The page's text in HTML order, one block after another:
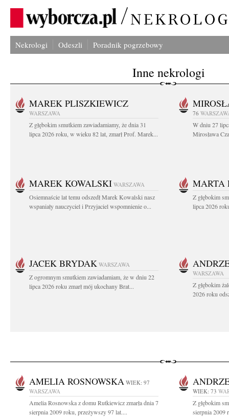
Nekrologi Odeszli Poradnik pogrzebowy
Inne nekrologi
MAREK PLISZKIEWICZ
WARSZAWA
Z głębokim smutkiem zawiadamiamy, że dnia 31
lipca 2026 roku, w wieku 82 lat, zmarł Prof. Marek...
76
W dniu 27
Mirosława
MAREK KOWALSKI WARSZAWA
Osiemnaście lat temu odszedł Marek Kowalski nasz
wspaniały nauczyciel i Przyjaciel wspomnienie o...
MARTA
Z głębokim
lipca 2026
JACEK BRYDAK WARSZAWA
Z ogromnym smutkiem zawiadamiam, że w dniu 22
lipca 2026 roku zmarł mój ukochany Brat...
WARSZAWA
Z głębokim
2026 roku
AMELIA ROSNOWSKA WIEK: 97
WARSZAWA
Amelia Rosnowska z domu Rutkiewicz zmarła dnia 7
sierpnia 2009 roku, przeżywszy 97 lat....
WIEK: 73
Z głębokim
sierpnia 2009